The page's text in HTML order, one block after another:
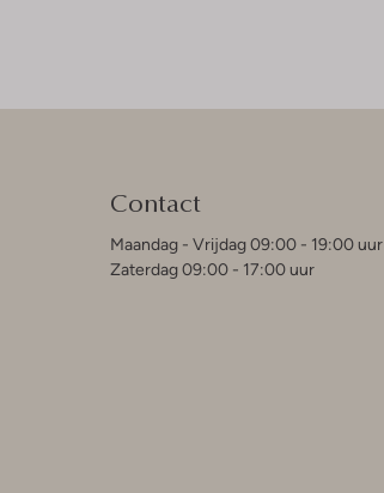
Contact
Maandag - Vrijdag 09:00 - 19:00 uur
Zaterdag 09:00 - 17:00 uur